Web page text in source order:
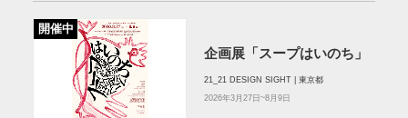
開催中
企画展「スープはいのち」
21_21 DESIGN SIGHT | 東京都
2026年3月27日~8月9日